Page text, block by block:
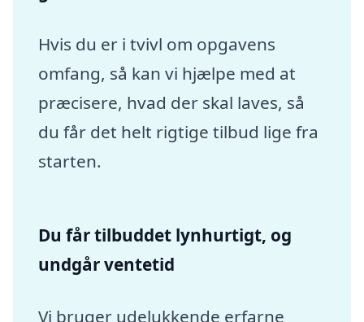
Hvis du er i tvivl om opgavens
omfang, så kan vi hjælpe med at
præcisere, hvad der skal laves, så
du får det helt rigtige tilbud lige fra
starten.
Du får tilbuddet lynhurtigt, og
undgår ventetid
Vi bruger udelukkende erfarne